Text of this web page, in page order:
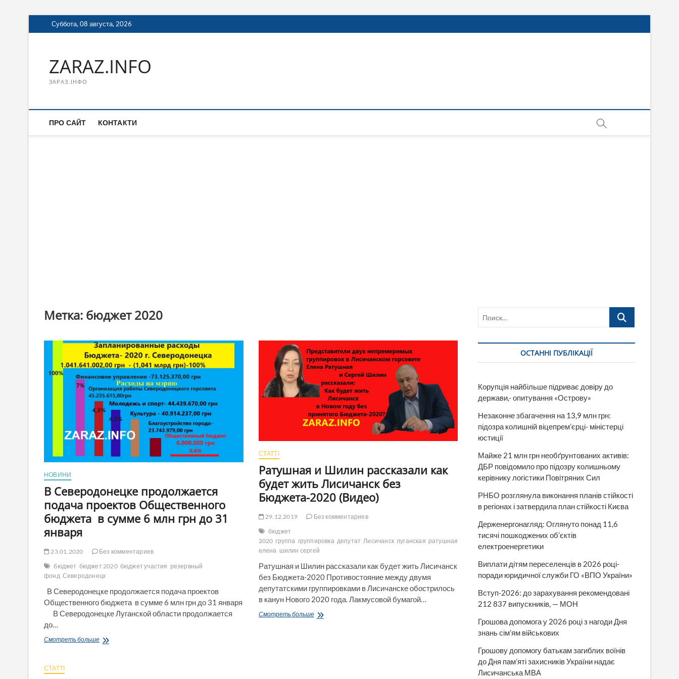
Перейти
к
Суббота, 08 августа, 2026
ZARAZ.INFO
ЗАРАЗ.ІНФО
ПРО САЙТ КОНТАКТИ
Метка: бюджет 2020
НОВИНИ
В Северодонецке продолжается
подача проектов Общественного
бюджета в сумме 6 млн грн до 31
января
23.01.2020
Без комментариев
бюджет бюджет 2020 бюджет участия резервный
фонд Северодонецк
В Северодонецке продолжается подача проектов
Общественного бюджета в сумме 6 млн грн до 31 января
В Северодонецке Луганской области продолжается
до…
Смотреть большеВ
СТАТТІ
Ратушная и Шилин рассказали как
будет жить Лисичанск без
Бюджета-2020 (Видео)
29.12.2019
Без комментариев
бюджет
2020 группа группировка депутат Лисичанск луганская ратушная
елена шилин сергей
Ратушная и Шилин рассказали как будет жить Лисичанск
без Бюджета-2020 Противостояние между двумя
депутатскими группировками в Лисичанске обострилось
в канун Нового 2020 года. Лакмусовой бумагой…
Смотреть большеРатушная
СТАТТІ
Поиск…
ОСТАННІ ПУБЛІКАЦІЇ
Корупція найбільше підриває довіру до
держави,- опитування «Острову»
Незаконне збагачення на 13,9 млн грн:
підозра колишній віцепрем’єрці- міністерці
юстиції
Майже 21 млн грн необґрунтованих активів:
ДБР повідомило про підозру колишньому
керівнику логістики Повітряних Сил
РНБО розглянула виконання планів стійкості
в регіонах і затвердила план стійкості Києва
Держенергонагляд: Оглянуто понад 11,6
тисячі пошкоджених об’єктів
електроенергетики
Виплати дітям переселенців в 2026 році-
поради юридичної служби ГО «ВПО України»
Вступ-2026: до зарахування рекомендовані
212 837 випускників, — МОН
Грошова допомога у 2026 році з нагоди Дня
знань сім’ям військових
Грошову допомогу батькам загиблих воїнів
до Дня пам’яті захисників України надає
Лисичанська МВА